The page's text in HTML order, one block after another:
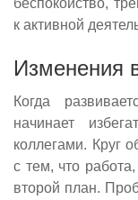
к активной
Изменения
Когда
начинает
коллегами. Круг
с тем, что
второй план.